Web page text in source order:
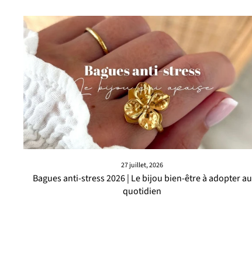
27 juillet, 2026
Bagues anti-stress 2026 | Le bijou bien-être à adopter au
quotidien